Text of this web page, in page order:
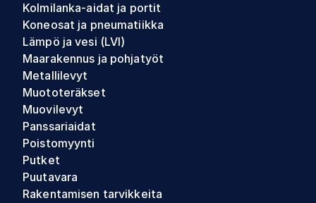
Kolmilanka-aidat ja portit
Koneosat ja pneumatiikka
Lämpö ja vesi (LVI)
Maarakennus ja pohjatyöt
Metallilevyt
Muototeräkset
Muovilevyt
Panssariaidat
Poistomyynti
Putket
Puutavara
Rakentamisen tarvikkeita